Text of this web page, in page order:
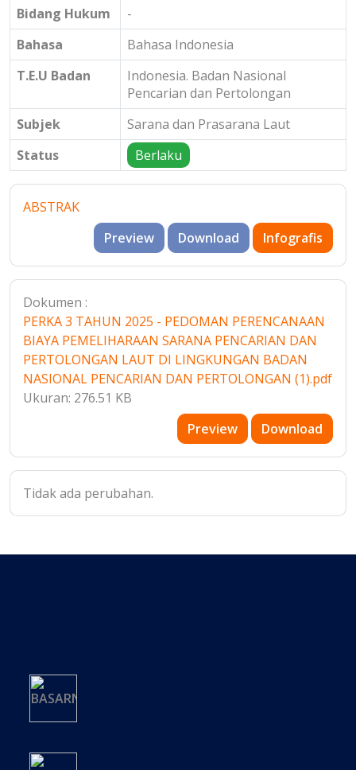
Bidang Hukum
-
Bahasa
Bahasa Indonesia
T.E.U Badan
Indonesia. Badan Nasional
Pencarian dan Pertolongan
Subjek
Sarana dan Prasarana Laut
Status
Berlaku
ABSTRAK
Preview
Download Infografis
Dokumen :
PERKA 3 TAHUN 2025 - PEDOMAN PERENCANAAN
BIAYA PEMELIHARAAN SARANA PENCARIAN DAN
PERTOLONGAN LAUT DI LINGKUNGAN BADAN
NASIONAL PENCARIAN DAN PERTOLONGAN (1).pdf
Ukuran: 276.51 KB
Preview
Download
Tidak ada perubahan.